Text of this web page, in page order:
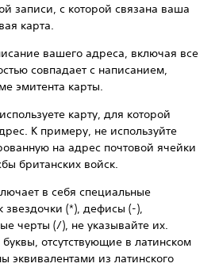
записи, с которой связана ваша
карта.
вашего адреса, включая все
совпадает с написанием,
эмитента карты.
карту, для которой
К примеру, не используйте
на адрес почтовой ячейки
британских войск.
в себя специальные
звездочки (*), дефисы (-),
черты (/), не указывайте их.
отсутствующие в латинском
эквивалентами из латинского